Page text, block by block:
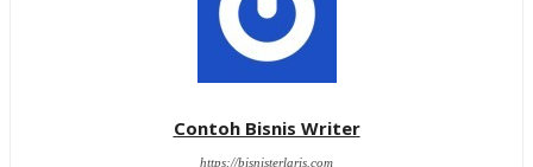
Contoh Bisnis Writer
https://bisnisterlaris.com